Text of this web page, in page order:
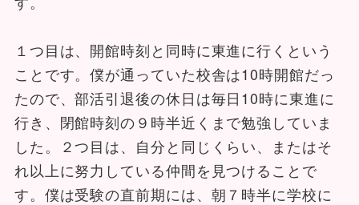
１つ目は、開館時刻と同時に東進に行くという
ことです。僕が通っていた校舎は10時開館だっ
たので、部活引退後の休日は毎日10時に東進に
行き、閉館時刻の９時半近くまで勉強していま
した。２つ目は、自分と同じくらい、またはそ
れ以上に努力している仲間を見つけることで
す。僕は受験の直前期には、朝７時半に学校に